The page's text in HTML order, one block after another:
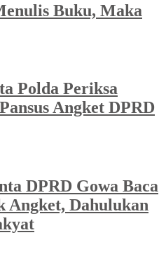
Buku, Maka
Polda Periksa
Angket DPRD
DPRD Gowa Baca
Angket, Dahulukan